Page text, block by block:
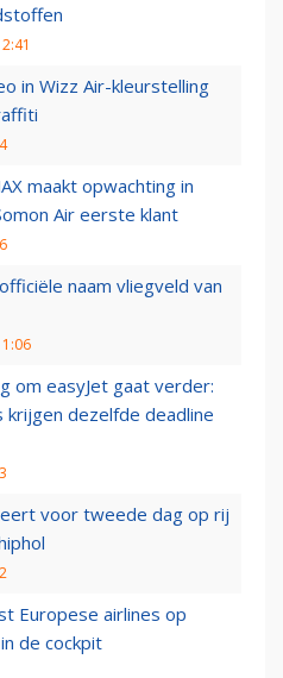
in Wizz Air-kleurstelling
maakt opwachting in
Air eerste klant
naam vliegveld van
om easyJet gaat verder:
dezelfde deadline
voor tweede dag op rij
Europese airlines op
de cockpit